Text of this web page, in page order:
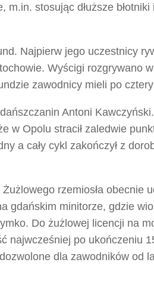
stosując dłuższe błotniki
Najpierw jego uczestnicy
Wyścigi rozgrywano w
zawodnicy mieli po
Antoni Kawczyński.
w Opolu stracił zaledwie
a cały cykl zakończył z
rzemiosła obecnie
gdańskim minitorze, gdzie
Do żużlowej licencji na
najwcześniej po ukończeniu
dla zawodników od